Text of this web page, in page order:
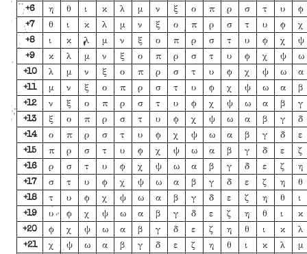
+6 η θ ι κ λ μ ν ξ ο π ρ σ τ υ ϕ
+7 θ ι κ λ μ ν ξ ο π ρ σ τ υ ϕ χ
+8 ι κ λ μ ν ξ ο π ρ σ τ υ ϕ χ ψ
+9 κ λ μ ν ξ ο π ρ σ τ υ ϕ χ ψ ω
+10 λ μ ν ξ ο π ρ σ τ υ ϕ χ ψ ω α
+11 μ ν ξ ο π ρ σ τ υ ϕ χ ψ ω α β
+12 ν ξ ο π ρ σ τ υ ϕ χ ψ ω α β γ
+13 ξ ο π ρ σ τ υ ϕ χ ψ ω α β γ δ
+14 ο π ρ σ τ υ ϕ χ ψ ω α β γ δ ε
+15 π ρ σ τ υ ϕ χ ψ ω α β γ δ ε ζ
+16 ρ σ τ υ ϕ χ ψ ω α β γ δ ε ζ η
+17 σ τ υ ϕ χ ψ ω α β γ δ ε ζ η θ
+18 τ υ ϕ χ ψ ω α β γ δ ε ζ η θ ι
+19 υ ϕ χ ψ ω α β γ δ ε ζ η θ ι κ
+20 ϕ χ ψ ω α β γ δ ε ζ η θ ι κ λ
+21 χ ψ ω α β γ δ ε ζ η θ ι κ λ μ